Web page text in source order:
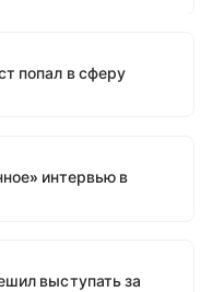
попал в сферу
интервью в
выступать за